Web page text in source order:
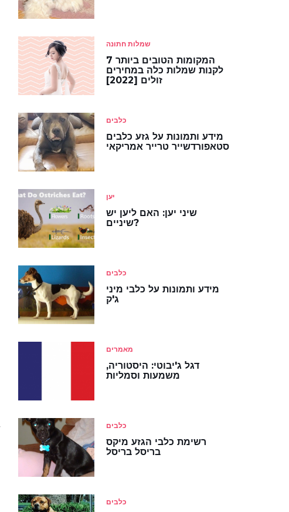
שמלות חתונה
7 המקומות הטובים ביותר
לקנות שמלות כלה במחירים
זולים [2022]
כלבים
מידע ותמונות על גזע כלבים
סטאפורדשייר טרייר אמריקאי
יען
שיני יען: האם ליען יש
שיניים?
כלבים
מידע ותמונות על כלבי מיני
ג'ק
מאמרים
דגל ג'יבוטי: היסטוריה,
משמעות וסמליות
כלבים
רשימת כלבי הגזע מיקס
בריסל בריסל
כלבים